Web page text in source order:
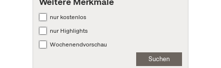
nur kostenlos
nur Highlights
Wochenendvorschau
Suchen